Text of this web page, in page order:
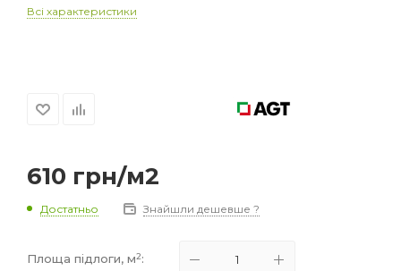
Всі характеристики
610 грн/м2
Достатньо Знайшли дешевше ?
Площа підлоги, м2: